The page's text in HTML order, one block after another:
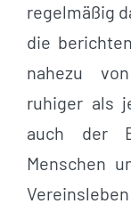
regelmäßig
die
nahezu
ruhiger als
auch der
Menschen